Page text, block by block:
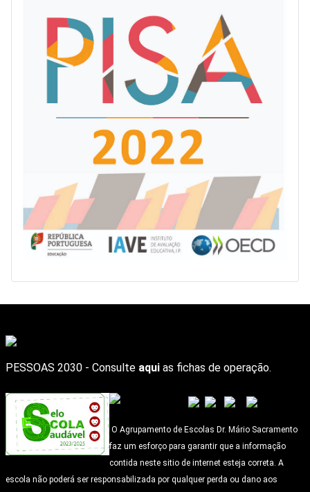
PESSOAS 2030 - Consulte aqui as fichas de operação.
O Agrupamento de Escolas Dr. Mário Sacramento
faz um esforço para garantir que a informação
contida neste sitio de internet esteja correta. A
escola não poderá ser responsabilizada por qualquer perda ou dano aos